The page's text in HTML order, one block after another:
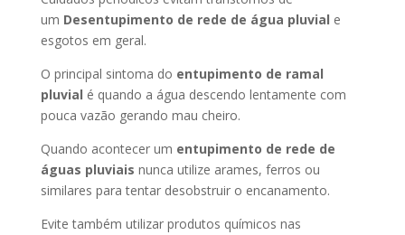
um Desentupimento de rede de água pluvial e
esgotos em geral.
O principal sintoma do entupimento de ramal
pluvial é quando a água descendo lentamente com
pouca vazão gerando mau cheiro.
Quando acontecer um entupimento de rede de
águas pluviais nunca utilize arames, ferros ou
similares para tentar desobstruir o encanamento.
Evite também utilizar produtos químicos nas